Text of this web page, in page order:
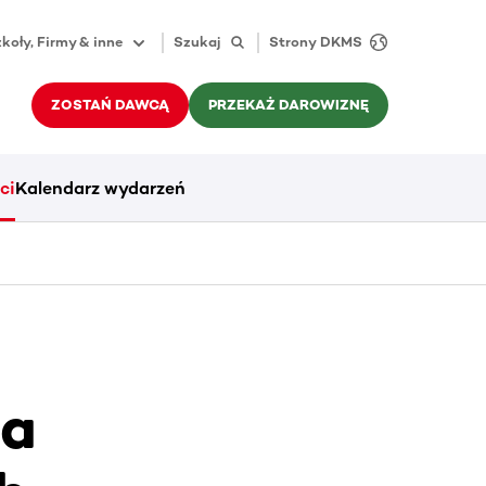
Firmy & inne Szukaj Strony DKMS
ZOSTAŃ DAWCĄ PRZEKAŻ DAROWIZNĘ
Kalendarz wydarzeń